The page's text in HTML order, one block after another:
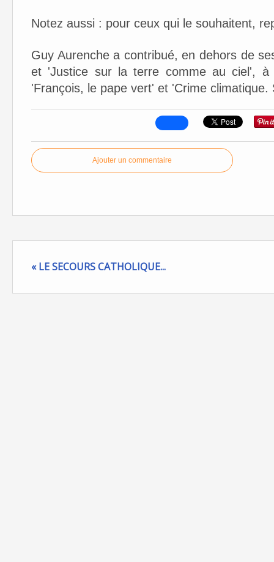
Notez aussi : pour ceux qui le souhaitent,
Guy Aurenche a contribué, en dehors de
et 'Justice sur la terre comme au ciel',
'François, le pape vert' et 'Crime climatique.
Ajouter un commentaire
« LE SECOURS CATHOLIQUE...